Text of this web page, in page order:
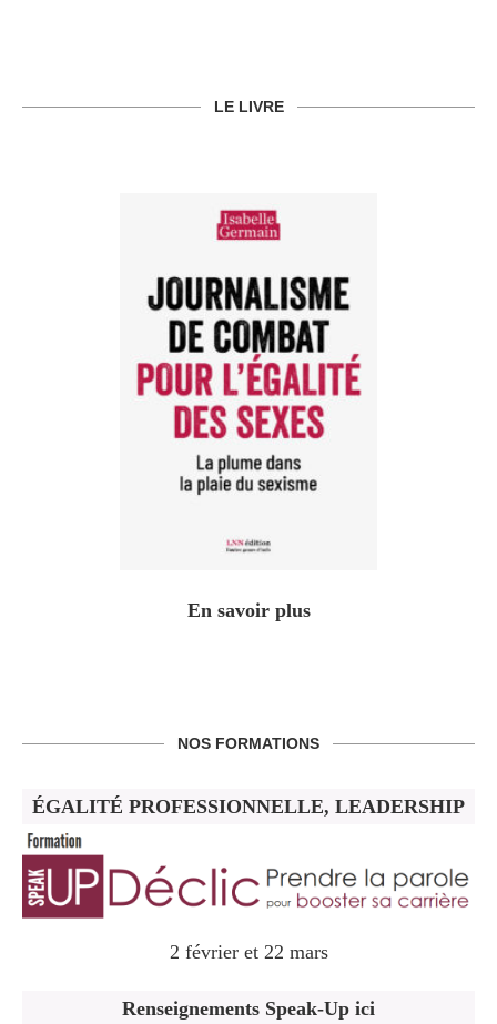
LE LIVRE
En savoir plus
NOS FORMATIONS
ÉGALITÉ PROFESSIONNELLE, LEADERSHIP
2 février et 22 mars
Renseignements Speak-Up ici